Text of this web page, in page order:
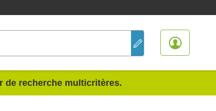
de recherche multicritères.